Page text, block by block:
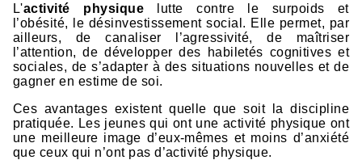
L'activité physique lutte contre le surpoids et
l’obésité, le désinvestissement social. Elle permet, par
ailleurs, de canaliser l’agressivité, de maîtriser
l’attention, de développer des habiletés cognitives et
sociales, de s’adapter à des situations nouvelles et de
gagner en estime de soi.
Ces avantages existent quelle que soit la discipline
pratiquée. Les jeunes qui ont une activité physique ont
une meilleure image d’eux-mêmes et moins d’anxiété
que ceux qui n’ont pas d’activité physique.